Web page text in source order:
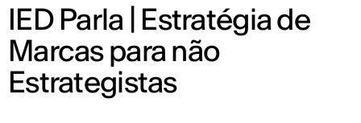
IED Parla | Estratégia de
Marcas para não
Estrategistas